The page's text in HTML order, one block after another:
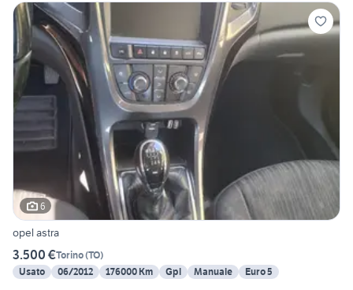
6
opel astra
3.500 €Torino(TO)
Usato
06/2012 176000 Km Gpl Manuale Euro 5